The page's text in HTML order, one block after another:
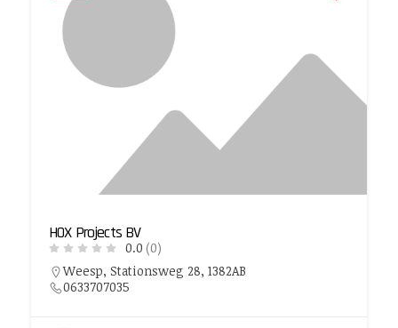
HOX Projects BV
0.0 (0)
Weesp, Stationsweg 28, 1382AB
0633707035